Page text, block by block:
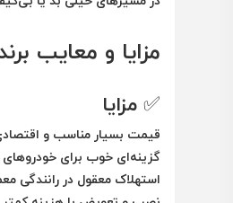
مزایا و معایب
✅مزایا
قیمت بسیار مناسب و
گزینه‌ای خوب برای
استهلاک معقول در رانندگی